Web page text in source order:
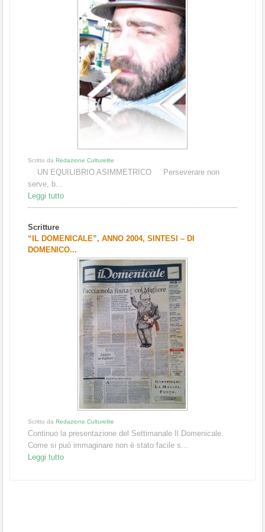
Scritto da Redazione Culturelite
UN EQUILIBRIO ASIMMETRICO Perseverare non
serve, b...
Leggi tutto
Scritture
“IL DOMENICALE”, ANNO 2004, SINTESI – DI
DOMENICO...
Scritto da Redazione Culturelite
Continuo la presentazione del Settimanale Il Domenicale.
Come si può immaginare non è stato facile s...
Leggi tutto